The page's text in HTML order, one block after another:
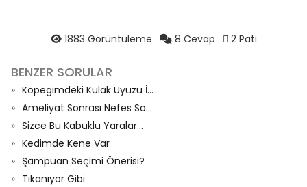
1883 Görüntüleme 8 Cevap 2 Pati
BENZER SORULAR
Kopegimdeki Kulak Uyuzu İ...
Ameliyat Sonrası Nefes So...
Sizce Bu Kabuklu Yaralar...
Kedimde Kene Var
Şampuan Seçimi Önerisi?
Tıkanıyor Gibi